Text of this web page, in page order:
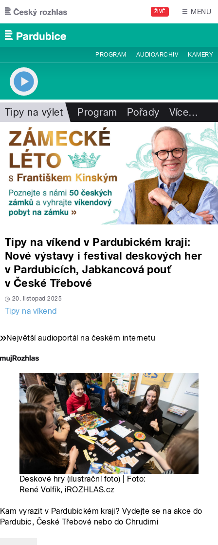
Přejít k hlavnímu obsahu
ŽIVĚ MENU
PROGRAM AUDIOARCHIV KAMERY
Tipy na výlet Program Pořady Více…
Tipy na víkend v Pardubickém kraji:
Nové výstavy i festival deskových her
v Pardubicích, Jabkancová pouť
v České Třebové
20. listopad 2025
Tipy na víkend
Největší audioportál na českém internetu
Deskové hry (ilustrační foto) | Foto:
René Volfík, iROZHLAS.cz
Kam vyrazit v Pardubickém kraji? Vydejte se na akce do
Pardubic, České Třebové nebo do Chrudimi